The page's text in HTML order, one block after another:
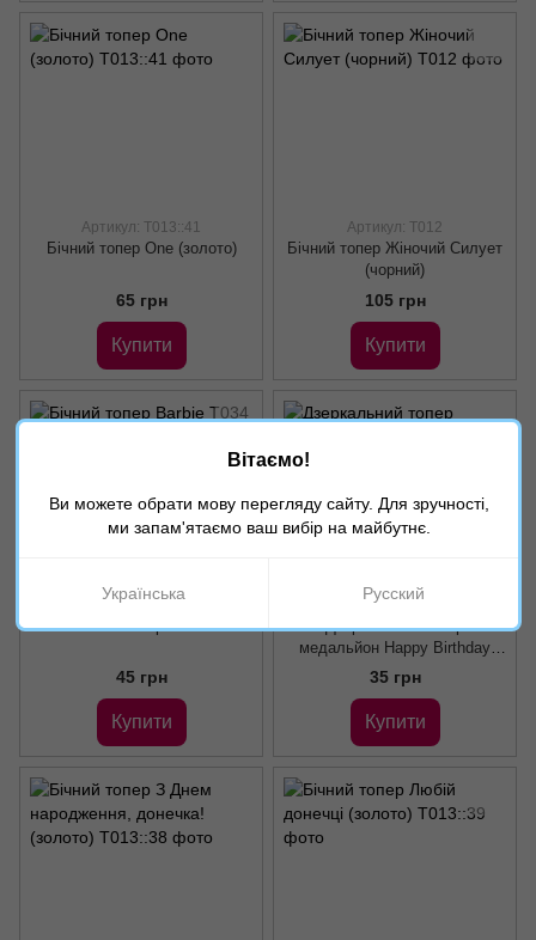
Артикул: Т013::41
Бічний топер One (золото)
65 грн
Купити
Артикул: Т012
Бічний топер Жіночий Силует
(чорний)
105 грн
Купити
Артикул: Т034
Бічний топер Barbie
45 грн
Купити
Артикул: Т027::1
Дзеркальний топер
медальйон Happy Birthday
(золото)
35 грн
Купити
Вітаємо!
Ви можете обрати мову перегляду сайту. Для зручності,
ми запам'ятаємо ваш вибір на майбутнє.
Українська Русский